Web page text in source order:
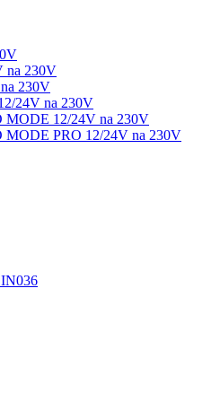
na 230V
230V
24V na 230V
MODE 12/24V na 230V
MODE PRO 12/24V na 230V